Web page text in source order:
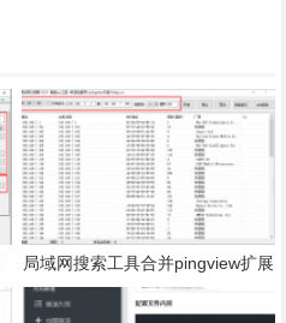
局域网搜索工具合并pingview扩展
离线提醒